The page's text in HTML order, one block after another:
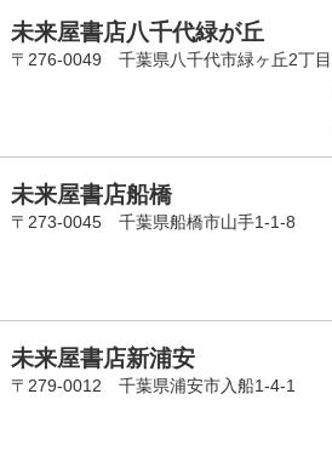
未来屋書店八千代緑が丘
〒276-0049 千葉県八千代市緑ヶ丘2丁
未来屋書店船橋
〒273-0045 千葉県船橋市山手1-1-8
未来屋書店新浦安
〒279-0012 千葉県浦安市入船1-4-1